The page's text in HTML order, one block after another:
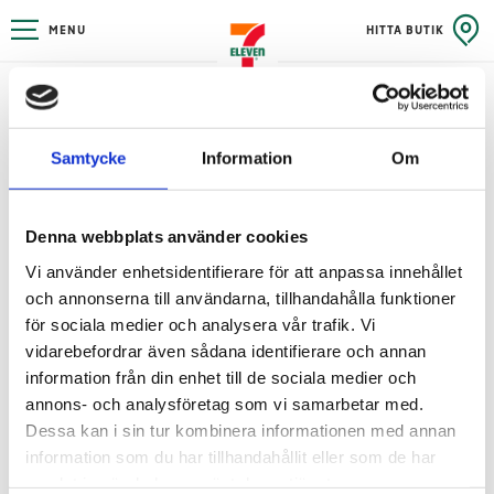
Samtycke Information Om
Denna webbplats använder cookies
Vi använder enhetsidentifierare för att anpassa innehållet
och annonserna till användarna, tillhandahålla funktioner
för sociala medier och analysera vår trafik. Vi
vidarebefordrar även sådana identifierare och annan
information från din enhet till de sociala medier och
annons- och analysföretag som vi samarbetar med.
Dessa kan i sin tur kombinera informationen med annan
information som du har tillhandahållit eller som de har
MENU HITTA BUTIK
REITAN CONVENIENCE SWEDEN
AB:S DATASKYDDSPOLICY
På REITAN värnar vi om din personliga integritet, vilket
med hänsyn till din integritet.
använder dina personuppgifter. Den beskriver även dina
rättigheter gentemot oss och hur du kan göra dem
gällande.
Det är viktigt att du tar del av dataskyddspolicyn och
känner dig trygg i vår behandling av dina
personuppgifter. REITAN är personuppgiftsansvarig för
behandlingen av dina personuppgifter och ansvarar för